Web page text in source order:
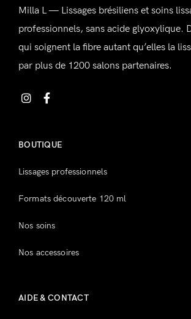
Se connecter
Alternative:
Milla L — Lissages brésiliens et soins
professionnels, sans acide glyoxylique.
qui soignent la fibre autant qu’elles la
par plus de 1200 salons partenaires.
BOUTIQUE
Lissages professionnels
Formats découverte 120 ml
Nos soins
Nos accessoires
AIDE & CONTACT